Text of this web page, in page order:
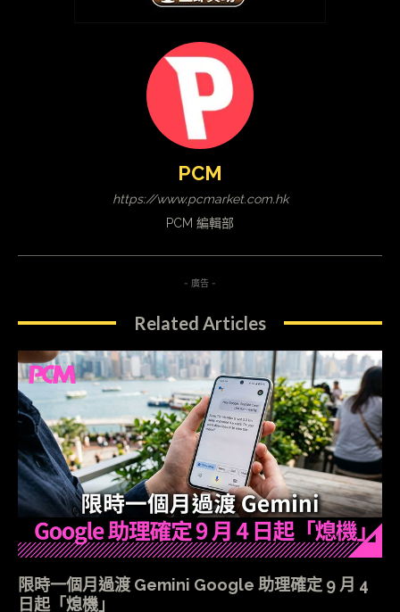
PCM
https://www.pcmarket.com.hk
PCM 編輯部
- 廣告 -
Related Articles
限時一個月過渡 Gemini Google 助理確定 9 月 4
日起「熄機」